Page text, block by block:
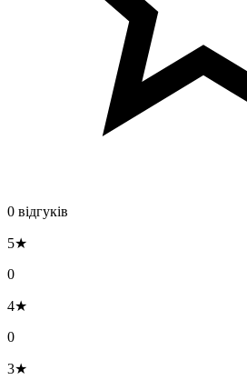
0 відгуків
5★
0
4★
0
3★